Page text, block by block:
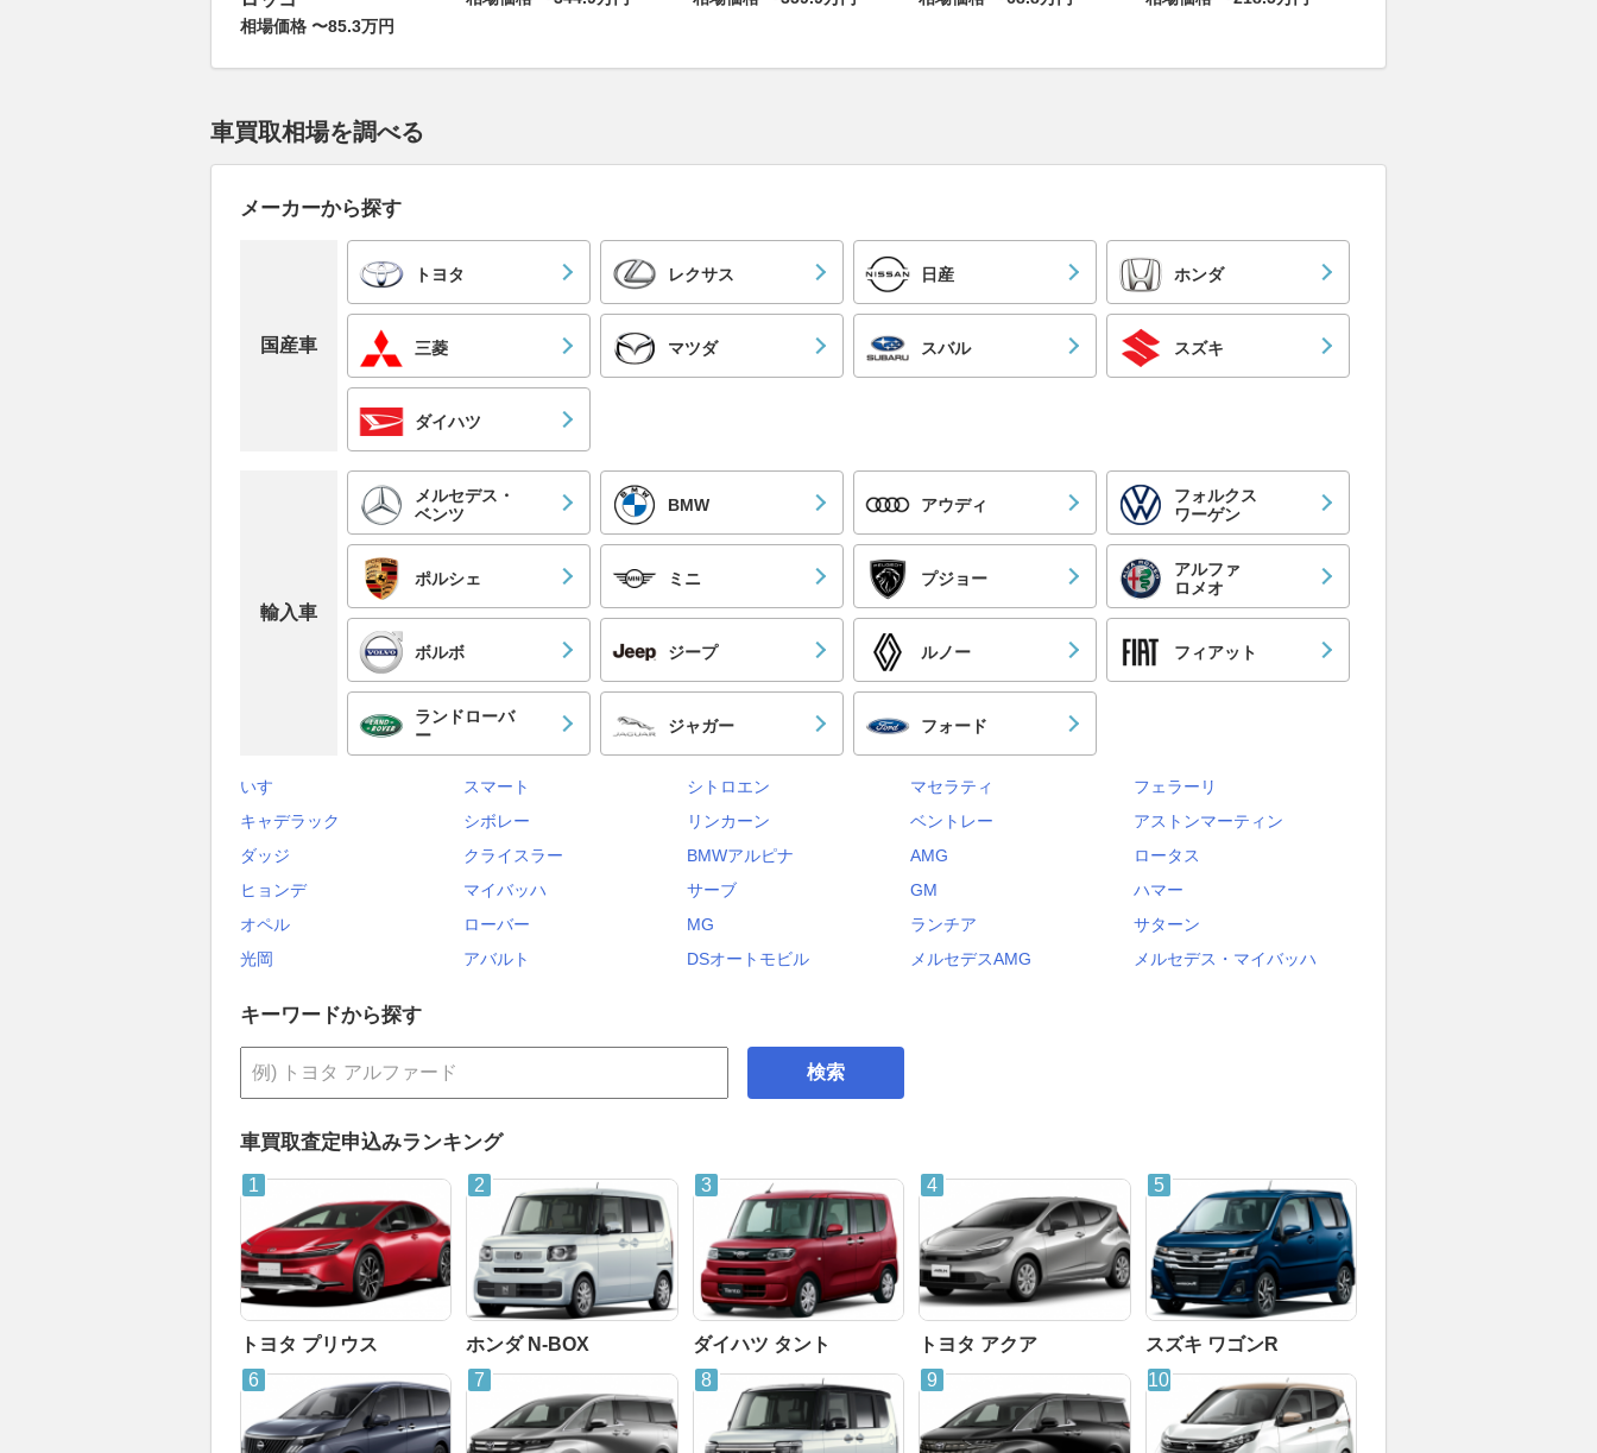
相場価格 〜85.3万円
車買取相場を調べる
メーカーから探す
国産車
トヨタ レクサス 日産 ホンダ
三菱 マツダ スバル スズキ
ダイハツ
輸入車
メルセデス・
ベンツ
BMW アウディ
フォルクス
ワーゲン
ポルシェ ミニ プジョー
アルファ
ロメオ
ボルボ ジープ ルノー フィアット
ランドローバ
ー
ジャガー フォード
いすゞ スマート シトロエン マセラティ
フェラーリ
キャデラック
シボレー リンカーン ベントレー
アストンマーティン
ダッジ
クライスラー BMWアルピナ AMG
ロータス
ヒョンデ
マイバッハ サーブ GM
ハマー
オペル
ローバー MG ランチア
サターン
光岡
アバルト DSオートモビル メルセデスAMG メルセデス・マイバッハ
キーワードから探す
検索
車買取査定申込みランキング
トヨタ プリウス ホンダ N-BOX ダイハツ タント トヨタ アクア スズキ ワゴンR